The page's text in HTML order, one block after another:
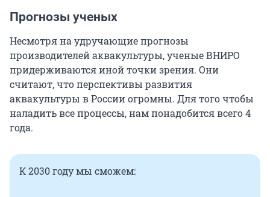
Прогнозы ученых
Несмотря на удручающие прогнозы
производителей аквакультуры, ученые ВНИРО
придерживаются иной точки зрения. Они
считают, что перспективы развития
аквакультуры в России огромны. Для того чтобы
наладить все процессы, нам понадобится всего 4
года.
К 2030 году мы сможем: